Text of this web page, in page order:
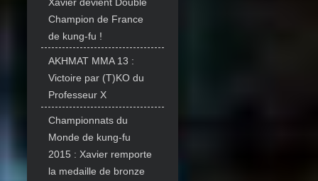
Champion de France
de kung-fu !
AKHMAT MMA 13 :
Victoire par (T)KO du
Professeur X
Championnats du
Monde de kung-fu
2015 : Xavier remporte
la medaille de bronze